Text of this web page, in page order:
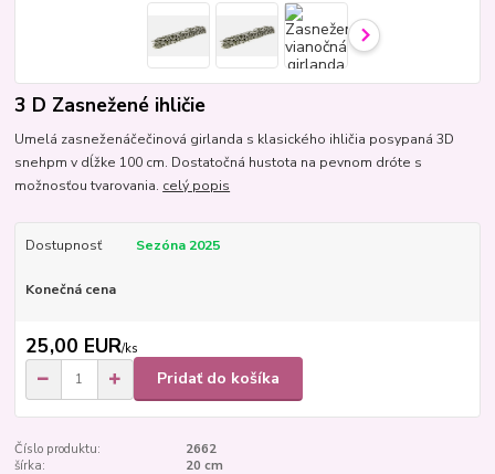
3 D Zasnežené ihličie
Umelá zasneženáčečinová girlanda s klasického ihličia posypaná 3D
snehpm v dĺžke 100 cm. Dostatočná hustota na pevnom dróte s
možnosťou tvarovania. celý popis
Dostupnosť Sezóna 2025
Konečná cena
25,00 EUR/ks
Pridať do košíka
Číslo produktu:
2662
šírka:
20 cm